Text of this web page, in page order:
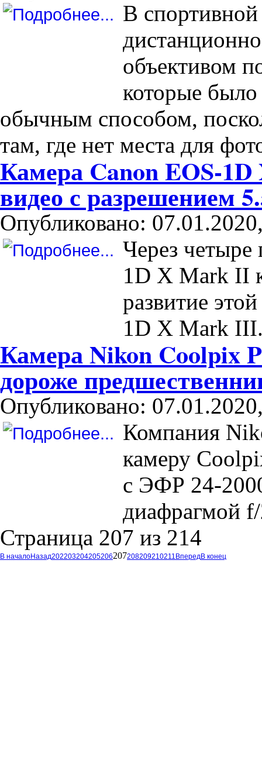
В
объективом
которые
обычным способом,
там, где нет места для
Камера Canon EOS-
видео с разрешением
Опубликовано:
Через четыре
1D X Mark II
развитие
1D X Mark
Камера Nikon Coolpix
дороже
Опубликовано:
Компания
камеру
с ЭФР 24-
диафрагмой
Страница 207 из 214
В началоНазад202203204205206207208209210211 ВпередВ конец